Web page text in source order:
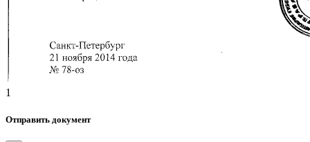
1
Отправить документ